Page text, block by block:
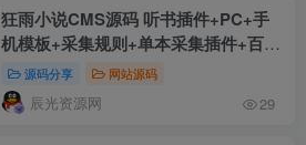
狂雨小说CMS源码 听书插件+PC+手
机模板+采集规则+单本采集插件+百度
推送插件+七牛存储插件 KYXSCMS小
说网站源码
源码分享 网站源码
辰光资源网 29